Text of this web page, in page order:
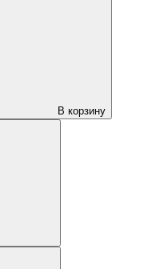
В корзину